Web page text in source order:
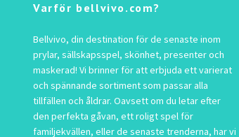
Varför bellvivo.com?
Bellvivo, din destination för de senaste inom
prylar, sällskapsspel, skönhet, presenter och
maskerad! Vi brinner för att erbjuda ett varierat
och spännande sortiment som passar alla
tillfällen och åldrar. Oavsett om du letar efter
den perfekta gåvan, ett roligt spel för
familjekvällen, eller de senaste trenderna, har vi